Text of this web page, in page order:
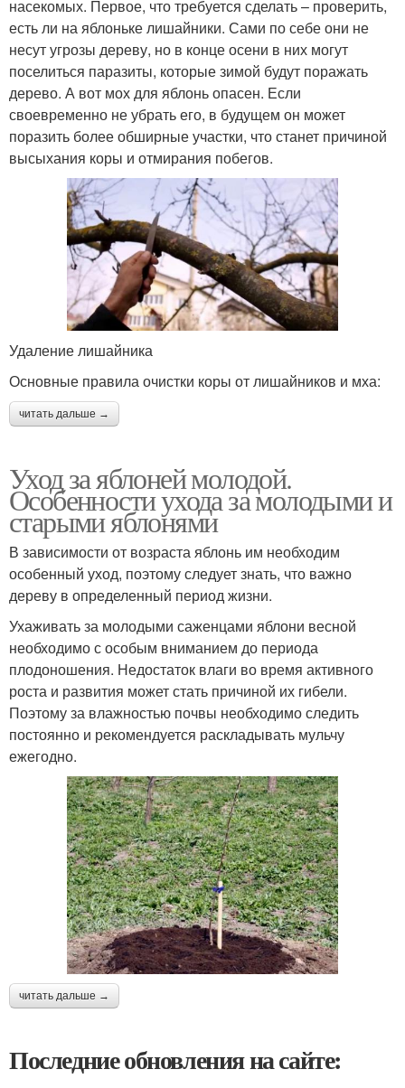
насекомых. Первое, что требуется сделать – проверить,
есть ли на яблоньке лишайники. Сами по себе они не
несут угрозы дереву, но в конце осени в них могут
поселиться паразиты, которые зимой будут поражать
дерево. А вот мох для яблонь опасен. Если
своевременно не убрать его, в будущем он может
поразить более обширные участки, что станет причиной
высыхания коры и отмирания побегов.
Удаление лишайника
Основные правила очистки коры от лишайников и мха:
читать дальше →
Уход за яблоней молодой.
Особенности ухода за молодыми и
старыми яблонями
В зависимости от возраста яблонь им необходим
особенный уход, поэтому следует знать, что важно
дереву в определенный период жизни.
Ухаживать за молодыми саженцами яблони весной
необходимо с особым вниманием до периода
плодоношения. Недостаток влаги во время активного
роста и развития может стать причиной их гибели.
Поэтому за влажностью почвы необходимо следить
постоянно и рекомендуется раскладывать мульчу
ежегодно.
читать дальше →
Последние обновления на сайте: